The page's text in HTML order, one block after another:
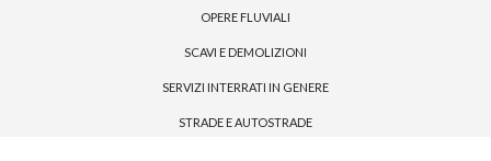
OPERE FLUVIALI
SCAVI E DEMOLIZIONI
SERVIZI INTERRATI IN GENERE
STRADE E AUTOSTRADE